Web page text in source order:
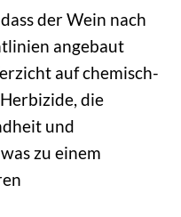
der Wein nach
angebaut
auf chemisch-
die
und
zu einem